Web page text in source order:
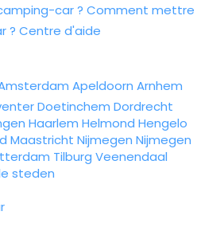
car ? Comment mettre
? Centre d'aide
Apeldoorn Arnhem
Doetinchem Dordrecht
Haarlem Helmond Hengelo
Maastricht Nijmegen Nijmegen
Tilburg Veenendaal
steden